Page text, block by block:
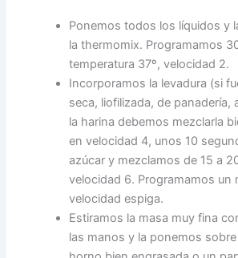
Ponemos todos los líquidos y
la thermomix. Programamos
temperatura 37º, velocidad 2.
Incorporamos la levadura (si
seca, liofilizada, de panadería,
la harina debemos mezclarla
en velocidad 4, unos 10
azúcar y mezclamos de 15 a
velocidad 6. Programamos un
velocidad espiga.
Estiramos la masa muy fina
las manos y la ponemos